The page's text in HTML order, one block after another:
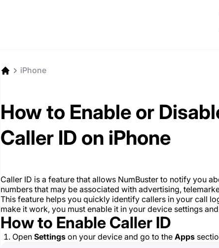
iPhone
How to Enable or
Caller ID on iPhone
Caller ID is a feature that allows NumBuster to notify you
numbers that may be associated with advertising,
This feature helps you quickly identify callers in your call
make it work, you must enable it in your device settings
How to Enable Caller ID
Open Settings on your device and go to the Apps